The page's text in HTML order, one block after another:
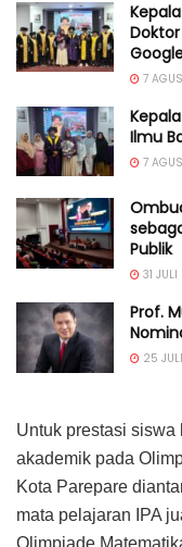
7
Ilmu
7
Publik
31
Prof.
25
Untuk prestasi
akademik pada
Kota Parepare
mata pelajaran IPA
Olimpiade